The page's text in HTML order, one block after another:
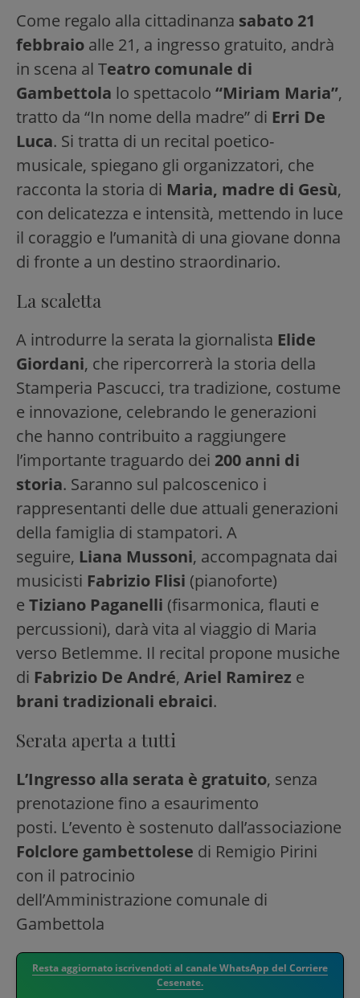
Come regalo alla cittadinanza sabato 21
febbraio alle 21, a ingresso gratuito, andrà
in scena al Teatro comunale di
Gambettola lo spettacolo “Miriam Maria”,
tratto da “In nome della madre” di Erri De
Luca. Si tratta di un recital poetico-
musicale, spiegano gli organizzatori, che
racconta la storia di Maria, madre di Gesù,
con delicatezza e intensità, mettendo in luce
il coraggio e l’umanità di una giovane donna
di fronte a un destino straordinario.
La scaletta
A introdurre la serata la giornalista Elide
Giordani, che ripercorrerà la storia della
Stamperia Pascucci, tra tradizione, costume
e innovazione, celebrando le generazioni
che hanno contribuito a raggiungere
l’importante traguardo dei 200 anni di
storia. Saranno sul palcoscenico i
rappresentanti delle due attuali generazioni
della famiglia di stampatori. A
seguire, Liana Mussoni, accompagnata dai
musicisti Fabrizio Flisi (pianoforte)
e Tiziano Paganelli (fisarmonica, flauti e
percussioni), darà vita al viaggio di Maria
verso Betlemme. Il recital propone musiche
di Fabrizio De André, Ariel Ramirez e
brani tradizionali ebraici.
Serata aperta a tutti
L’Ingresso alla serata è gratuito, senza
prenotazione fino a esaurimento
posti. L’evento è sostenuto dall’associazione
Folclore gambettolese di Remigio Pirini
con il patrocinio
dell’Amministrazione comunale di
Gambettola
Resta aggiornato iscrivendoti al canale WhatsApp del Corriere
Cesenate.